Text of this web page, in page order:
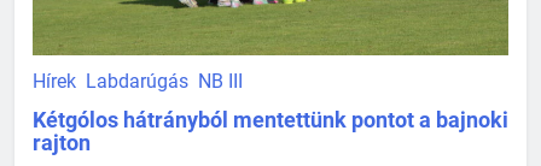
Hírek Labdarúgás NB III
Kétgólos hátrányból mentettünk pontot a bajnoki
rajton